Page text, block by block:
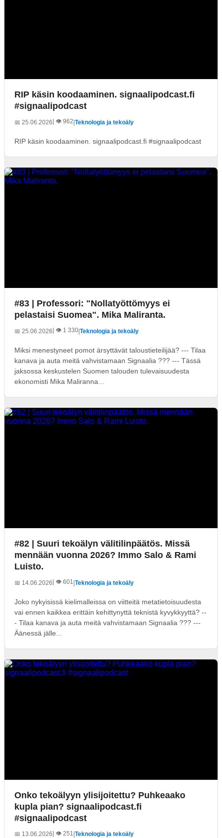
RIP käsin koodaaminen. signaalipodcast.fi
#signaalipodcast
📅 25.06.2026 | 👁️ 962|Teknologia ja tekoäly
RIP käsin koodaaminen. signaalipodcast.fi #signaalipodcast
#83 | Professori: "Nollatyöttömyys ei
pelastaisi Suomea". Mika Maliranta.
📅 25.06.2026 | 👁️ 1 330|Teknologia ja tekoäly
Miksi menestyneet pomot ärsyttävät taloustieteilijää? --- Tilaa
kanava ja auta meitä vahvistamaan Signaalia ??? --- Tässä
jaksossa keskustelen Suomen talouden tulevaisuudesta
ekonomisti Mika Maliranna...
#82 | Suuri tekoälyn välitilinpäätös. Missä
mennään vuonna 2026? Immo Salo & Rami
Luisto.
📅 14.06.2026 | 👁️ 601|Teknologia ja tekoäly
Joko nykyisissä kielimalleissa on viitteitä metatietoisuudesta
vai ennen kaikkea erittäin kehittynyttä teknistä kyvykkyyttä? --
- Tilaa kanava ja auta meitä vahvistamaan Signaalia ??? ---
Äänessä jälle...
Onko tekoälyyn ylisijoitettu? Puhkeaako
kupla pian? signaalipodcast.fi
#signaalipodcast
📅 13.06.2026| 👁️ 251 Teknologia ja tekoäly